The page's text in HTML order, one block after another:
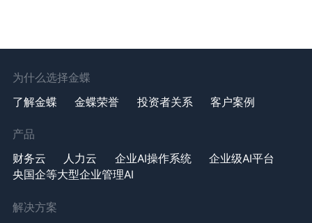
为什么选择金蝶
了解金蝶
金蝶荣誉 投资者关系 客户案例
产品
财务云
人力云 企业AI操作系统
企业级AI平台
央国企等大型企业管理AI
解决方案